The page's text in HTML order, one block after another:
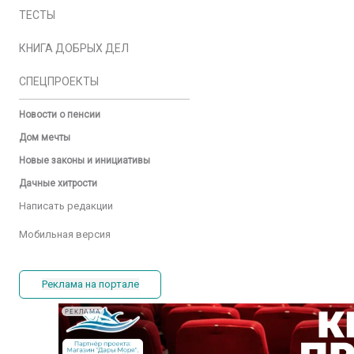
ТЕСТЫ
КНИГА ДОБРЫХ ДЕЛ
СПЕЦПРОЕКТЫ
Новости о пенсии
Дом мечты
Новые законы и инициативы
Дачные хитрости
Написать редакции
Мобильная версия
Реклама на портале
РЕКЛАМА